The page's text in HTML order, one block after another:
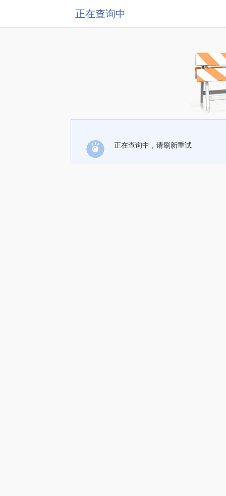
正在查询中
正在查询中，请刷新重试